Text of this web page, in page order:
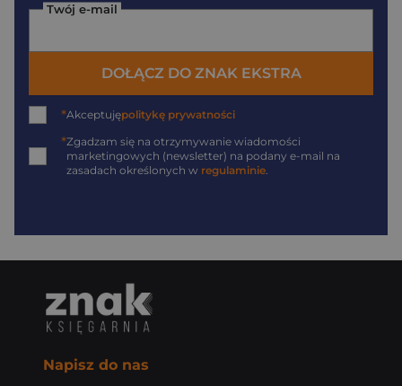
Twój e-mail
DOŁĄCZ DO ZNAK EKSTRA
*Akceptujępolitykę prywatności
*Zgadzam się na otrzymywanie wiadomości
marketingowych (newsletter) na podany e-mail na
zasadach określonych w regulaminie
Napisz do nas